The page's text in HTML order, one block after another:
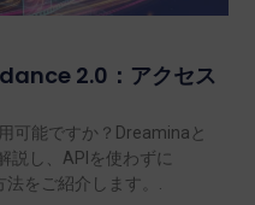
2.0：アクセス
可能ですか？Dreaminaと
説し、APIを使わずに
をご紹介します。.